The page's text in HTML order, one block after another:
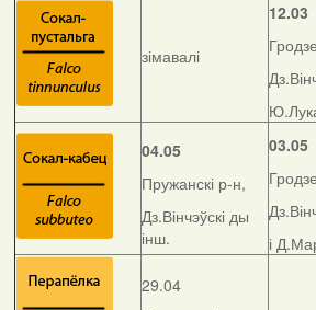
зімавалі
12.03
04.05
Пружанскі р-н,
Дз.Вінчэўскі ды
інш.
03.05
і
29.04